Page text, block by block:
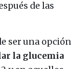
de las
ser una opción
la glucemia